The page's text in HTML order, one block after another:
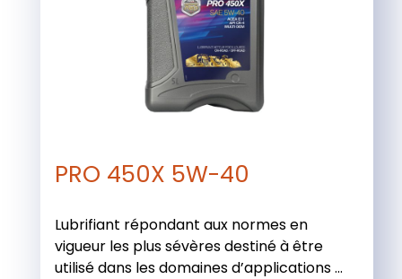
PRO 450X 5W-40
Lubrifiant répondant aux normes en
vigueur les plus sévères destiné à être
utilisé dans les domaines d’applications ...